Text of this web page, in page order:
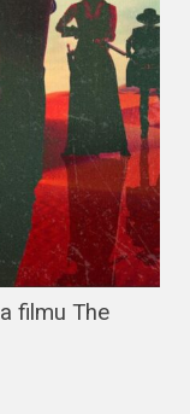
filmu The